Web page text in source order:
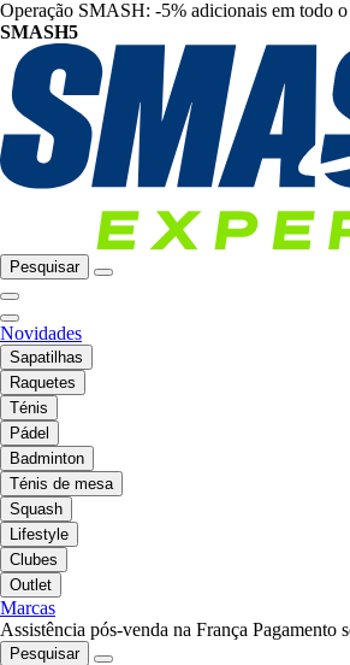
Operação SMASH: -5% adicionais em todo
SMASH5
Pesquisar
Novidades
Sapatilhas
Raquetes
Ténis
Pádel
Badminton
Ténis de mesa
Squash
Lifestyle
Clubes
Outlet
Marcas
Assistência pós-venda na França Pagamento
Pesquisar